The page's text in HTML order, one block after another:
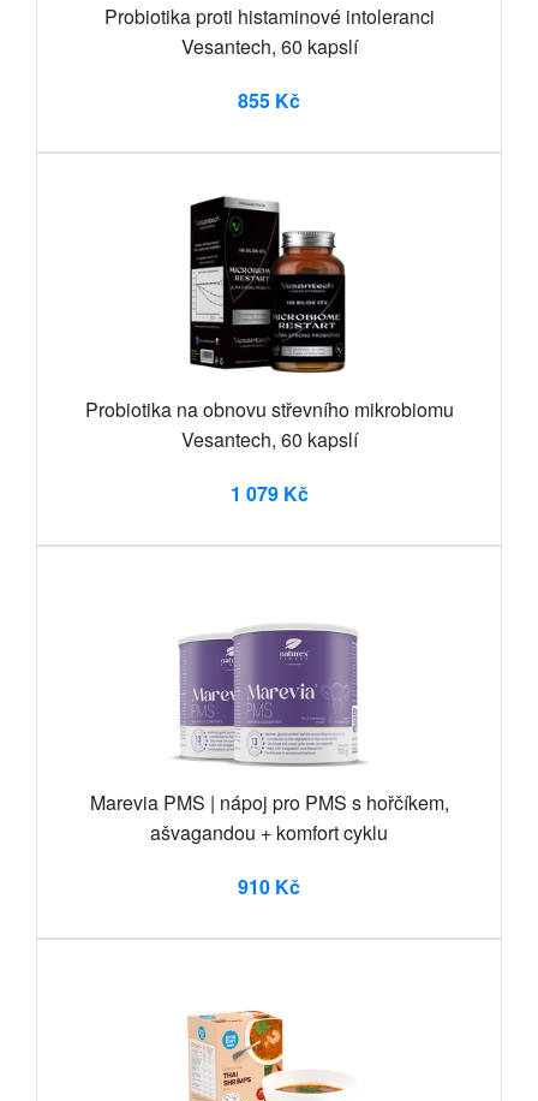
Probiotika proti histaminové intoleranci
Vesantech, 60 kapslí
855 Kč
Probiotika na obnovu střevního mikrobiomu
Vesantech, 60 kapslí
1 079 Kč
Marevia PMS | nápoj pro PMS s hořčíkem,
ašvagandou + komfort cyklu
910 Kč